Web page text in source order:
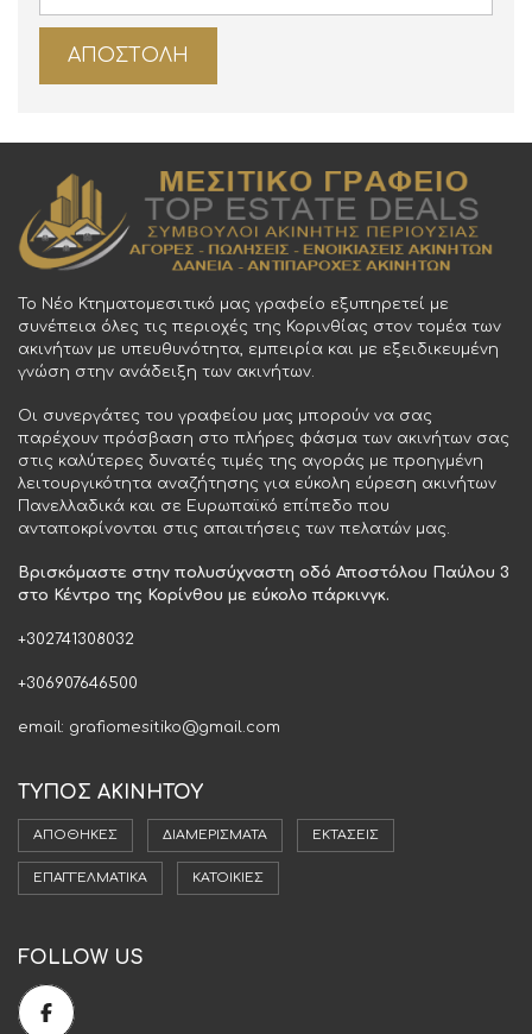
Το Νέο Κτηματομεσιτικό μας γραφείο εξυπηρετεί με
συνέπεια όλες τις περιοχές της Κορινθίας στον τομέα των
ακινήτων με υπευθυνότητα, εμπειρία και με εξειδικευμένη
γνώση στην ανάδειξη των ακινήτων.
Οι συνεργάτες του γραφείου μας μπορούν να σας
παρέχουν πρόσβαση στο πλήρες φάσμα των ακινήτων σας
στις καλύτερες δυνατές τιμές της αγοράς με προηγμένη
λειτουργικότητα αναζήτησης για εύκολη εύρεση ακινήτων
Πανελλαδικά και σε Ευρωπαϊκό επίπεδο που
ανταποκρίνονται στις απαιτήσεις των πελατών μας.
Βρισκόμαστε στην πολυσύχναστη οδό Αποστόλου Παύλου 3
στο Κέντρο της Κορίνθου με εύκολο πάρκινγκ.
+302741308032
+306907646500
email: grafiomesitiko@gmail.com
ΤΥΠΟΣ ΑΚΙΝΗΤΟΥ
ΑΠΟΘΉΚΕΣ ΔΙΑΜΕΡΊΣΜΑΤΑ ΕΚΤΆΣΕΙΣ
ΕΠΑΓΓΕΛΜΑΤΙΚΆ ΚΑΤΟΙΚΊΕΣ
FOLLOW US